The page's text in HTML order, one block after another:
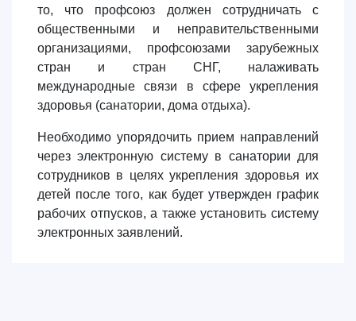
то, что профсоюз должен сотрудничать с
общественными и неправительственными
организациями, профсоюзами зарубежных
стран и стран СНГ, налаживать
международные связи в сфере укрепления
здоровья (санатории, дома отдыха).
Необходимо упорядочить прием направлений
через электронную систему в санатории для
сотрудников в целях укрепления здоровья их
детей после того, как будет утвержден график
рабочих отпусков, а также установить систему
электронных заявлений.